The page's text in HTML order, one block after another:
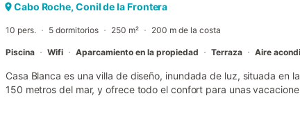
Cabo Roche, Conil de la Frontera
10 pers. 5 dormitorios 250 m² 200 m de la costa
Piscina Wifi Aparcamiento en la propiedad Terraza Aire
Casa Blanca es una villa de diseño, inundada de luz, situada en
150 metros del mar, y ofrece todo el confort para unas
está equipada con calefacción por suelo radiante. El